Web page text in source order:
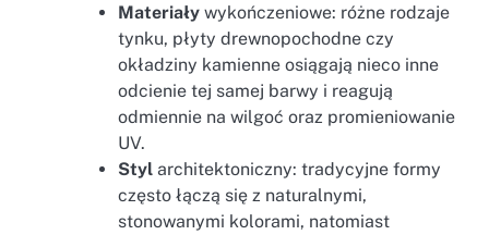
Materiały wykończeniowe: różne rodzaje
tynku, płyty drewnopochodne czy
okładziny kamienne osiągają nieco inne
odcienie tej samej barwy i reagują
odmiennie na wilgoć oraz promieniowanie
UV.
Styl architektoniczny: tradycyjne formy
często łączą się z naturalnymi,
stonowanymi kolorami, natomiast